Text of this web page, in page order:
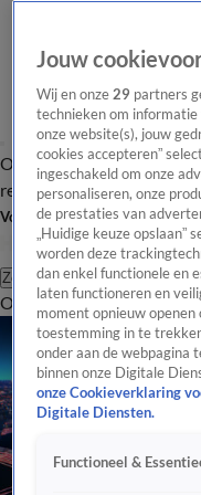
Overzicht Laatste nieuws
redactie
Volg Hart van Nederland
Zoeken
OverzichtRegio
Jouw
Wij en onze29 partners
technieken om
onze website(s), jouw
cookies accepteren”
ingeschakeld om onze
personaliseren, onze
de prestaties van
„Huidige keuze opslaan”
worden deze
dan enkel functionele en
laten functioneren en
moment opnieuw openen
toestemming in te
onder aan de webpagina
binnen onze Digitale
onze Cookieverklaring
Digitale Diensten.
Functioneel &